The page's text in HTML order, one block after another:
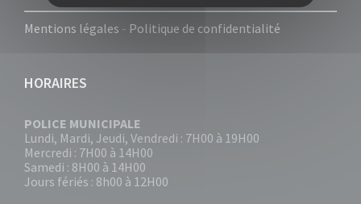
Mentions légales - Politique de confidentialité
HORAIRES
POLICE MUNICIPALE
Lundi, Mardi, Jeudi, Vendredi : 7H00 à 19H00
Mercredi : 7H00 à 14H00
Samedi : 8H00 à 14H00
Jours fériés : 8h00 à 12H00